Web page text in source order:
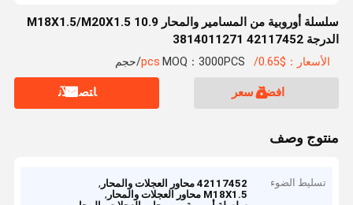
سلسلة أوروبية من المسامير والمحار M18X1.5/M20X1.5 10.9
الدرجة 42117452 3814011271
الأسعار：$0.65/pcs MOQ：3000PCS/حجم
افضل سعر ﺎﺘﺼﻟ ﺍﻶﻧ
منتوج وصف
تسليط الضوء 42117452 محاور العجلات والمحار
,
M18X1.5 محاور العجلات والمحار
,